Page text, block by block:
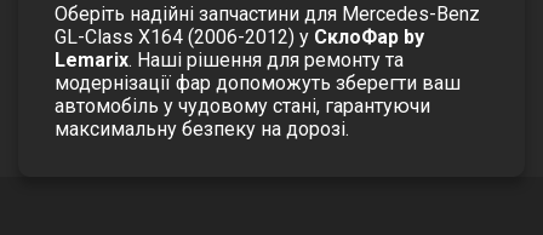
Оберіть надійні запчастини для Mercedes-Benz
GL-Class X164 (2006-2012) у СклоФар by
Lemarix. Наші рішення для ремонту та
модернізації фар допоможуть зберегти ваш
автомобіль у чудовому стані, гарантуючи
максимальну безпеку на дорозі.